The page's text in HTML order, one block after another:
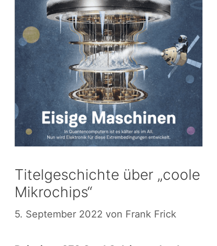
Titelgeschichte über „coole
Mikrochips“
5. September 2022 von Frank Frick